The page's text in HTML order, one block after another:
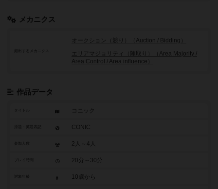
メカニクス
頻出するメカニクス
オークション（競り）（Auction / Bidding）
エリアマジョリティ（陣取り）（Area Majority /
Area Control / Area influence）
作品データ
タイトル コニック
CONIC
参加人数 2人～4人
20分～30分
10歳から